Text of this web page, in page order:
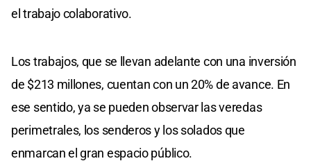
el trabajo colaborativo.
Los trabajos, que se llevan adelante con una inversión
de $213 millones, cuentan con un 20% de avance. En
ese sentido, ya se pueden observar las veredas
perimetrales, los senderos y los solados que
enmarcan el gran espacio público.